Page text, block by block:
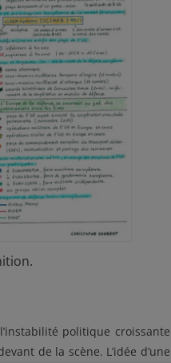
politique croissante
de la scène. L’idée d’une